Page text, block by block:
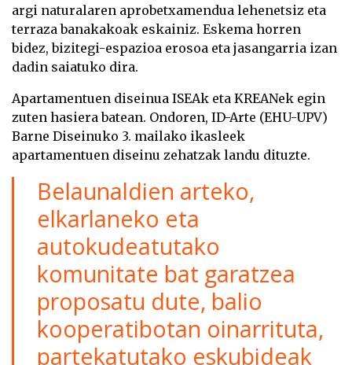
argi naturalaren aprobetxamendua lehenetsiz eta
terraza banakakoak eskainiz. Eskema horren
bidez, bizitegi-espazioa erosoa eta jasangarria izan
dadin saiatuko dira.
Apartamentuen diseinua ISEAk eta KREANek egin
zuten hasiera batean. Ondoren, ID-Arte (EHU-UPV)
Barne Diseinuko 3. mailako ikasleek
apartamentuen diseinu zehatzak landu dituzte.
Belaunaldien arteko,
elkarlaneko eta
autokudeatutako
komunitate bat garatzea
proposatu dute, balio
kooperatibotan oinarrituta,
partekatutako eskubideak